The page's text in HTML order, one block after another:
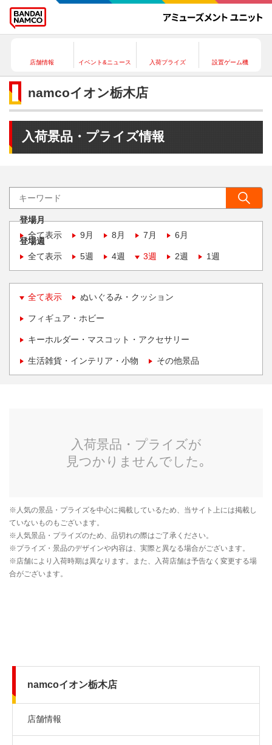
店舗情報 イベント&ニュース 入荷プライズ 設置ゲーム機
namcoイオン栃木店
入荷景品・プライズ情報
登場月
全て表示
9月 8月 7月 6月
登場週
全て表示
5週 4週 3週 2週 1週
全て表示 ぬいぐるみ・クッション
フィギュア・ホビー
キーホルダー・マスコット・アクセサリー
生活雑貨・インテリア・小物 その他景品
namcoイオン栃木店
店舗情報